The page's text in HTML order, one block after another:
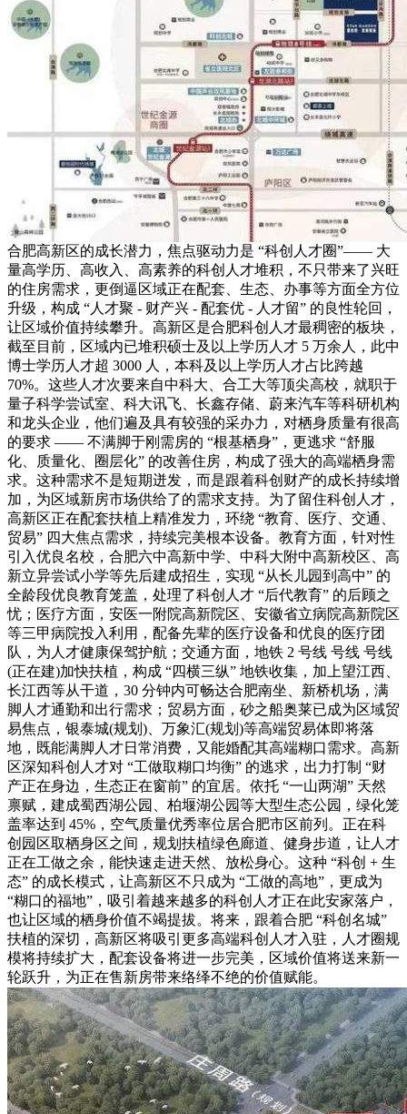
合肥高新区的成长潜力，焦点驱动力是 “科创人才圈”—— 大
量高学历、高收入、高素养的科创人才堆积，不只带来了兴旺
的住房需求，更倒逼区域正在配套、生态、办事等方面全方位
升级，构成 “人才聚 - 财产兴 - 配套优 - 人才留” 的良性轮回，
让区域价值持续攀升。高新区是合肥科创人才最稠密的板块，
截至目前，区域内已堆积硕士及以上学历人才 5 万余人，此中
博士学历人才超 3000 人，本科及以上学历人才占比跨越
70%。这些人才次要来自中科大、合工大等顶尖高校，就职于
量子科学尝试室、科大讯飞、长鑫存储、蔚来汽车等科研机构
和龙头企业，他们遍及具有较强的采办力，对栖身质量有很高
的要求 —— 不满脚于刚需房的 “根基栖身”，更逃求 “舒服
化、质量化、圈层化” 的改善住房，构成了强大的高端栖身需
求。这种需求不是短期迸发，而是跟着科创财产的成长持续增
加，为区域新房市场供给了的需求支持。为了留住科创人才，
高新区正在配套扶植上精准发力，环绕 “教育、医疗、交通、
贸易” 四大焦点需求，持续完美根本设备。教育方面，针对性
引入优良名校，合肥六中高新中学、中科大附中高新校区、高
新立异尝试小学等先后建成招生，实现 “从长儿园到高中” 的
全龄段优良教育笼盖，处理了科创人才 “后代教育” 的后顾之
忧；医疗方面，安医一附院高新院区、安徽省立病院高新院区
等三甲病院投入利用，配备先辈的医疗设备和优良的医疗团
队，为人才健康保驾护航；交通方面，地铁 2 号线 号线 号线
(正在建)加快扶植，构成 “四横三纵” 地铁收集，加上望江西、
长江西等从干道，30 分钟内可畅达合肥南坐、新桥机场，满
脚人才通勤和出行需求；贸易方面，砂之船奥莱已成为区域贸
易焦点，银泰城(规划)、万象汇(规划)等高端贸易体即将落
地，既能满脚人才日常消费，又能婚配其高端糊口需求。高新
区深知科创人才对 “工做取糊口均衡” 的逃求，出力打制 “财
产正在身边，生态正在窗前” 的宜居。依托 “一山两湖” 天然
禀赋，建成蜀西湖公园、柏堰湖公园等大型生态公园，绿化笼
盖率达到 45%，空气质量优秀率位居合肥市区前列。正在科
创园区取栖身区之间，规划扶植绿色廊道、健身步道，让人才
正在工做之余，能快速走进天然、放松身心。这种 “科创 + 生
态” 的成长模式，让高新区不只成为 “工做的高地”，更成为
“糊口的福地”，吸引着越来越多的科创人才正在此安家落户，
也让区域的栖身价值不竭提拔。将来，跟着合肥 “科创名城”
扶植的深切，高新区将吸引更多高端科创人才入驻，人才圈规
模将持续扩大，配套设备将进一步完美，区域价值将送来新一
轮跃升，为正在售新房带来络绎不绝的价值赋能。